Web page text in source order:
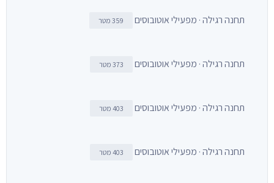
תחנה רגילה · מפעילי אוטובוסים 359 מטר
תחנה רגילה · מפעילי אוטובוסים 373 מטר
תחנה רגילה · מפעילי אוטובוסים 403 מטר
תחנה רגילה · מפעילי אוטובוסים 403 מטר